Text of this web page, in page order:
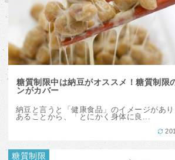
糖質制限中は納豆がオススメ！糖質制限
ンがカバー
納豆と言うと「健康食品」のイメージがあ
あることから、「とにかく身体に良...
糖質制限